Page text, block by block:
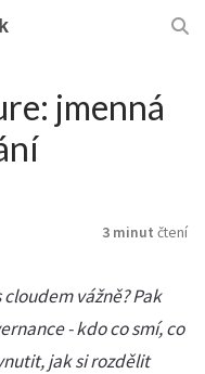
jmenná
3 minut čtení
vážně? Pak
- kdo co smí, co
jak si rozdělit